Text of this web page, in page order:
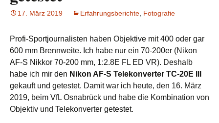
17. März 2019 Erfahrungsberichte Fotografie
Profi-Sportjournalisten haben Objektive mit 400 oder gar
600 mm Brennweite. Ich habe nur ein 70-200er (Nikon
AF-S Nikkor 70-200 mm, 1:2.8E FL ED VR). Deshalb
habe ich mir den Nikon AF-S Telekonverter TC-20E III
gekauft und getestet. Damit war ich heute, den 16. März
2019, beim VfL Osnabrück und habe die Kombination von
Objektiv und Telekonverter getestet.